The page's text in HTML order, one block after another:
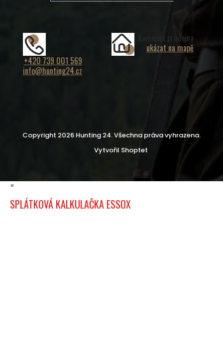
+420 739 001 569
info@hunting24.cz
Kamenná prodejna
ukázat na mapě
Vytvořil Shoptet
Copyright 2026 Hunting 24. Všechna práva vyhrazena.
×
SPLÁTKOVÁ KALKULAČKA ESSOX